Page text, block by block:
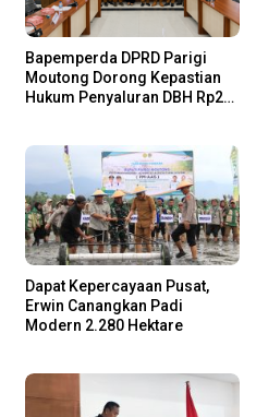
Bapemperda DPRD Parigi
Moutong Dorong Kepastian
Hukum Penyaluran DBH Rp24
Dapat Kepercayaan Pusat,
Erwin Canangkan Padi
Modern 2.280 Hektare